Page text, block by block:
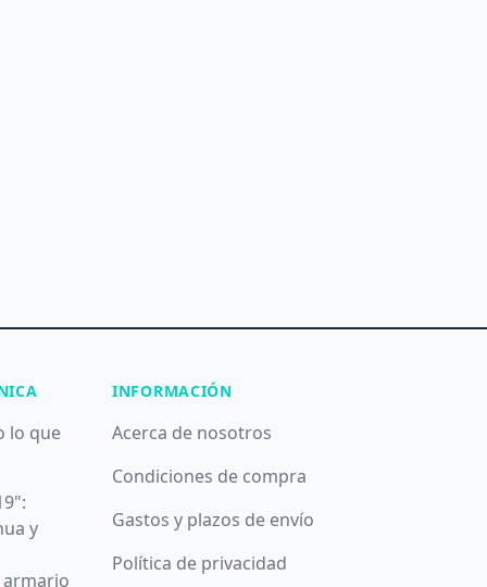
lo que
y
armario
INFORMACIÓN
Acerca de nosotros
Condiciones de compra
Gastos y plazos de envío
Política de privacidad